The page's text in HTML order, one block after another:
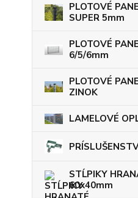
PLOTOVÉ
SUPER 5mm
PLOTOVÉ
6/5/6mm
PLOTOVÉ
ZINOK
LAMELOVÉ
STĹPIKY
60x40mm